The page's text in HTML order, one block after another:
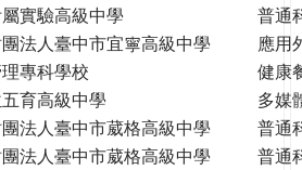
實驗高級中學
普通
法人臺中市宜寧高級中學
應用
專科學校
健康
育高級中學
多媒
法人臺中市葳格高級中學
普通
法人臺中市葳格高級中學
普通